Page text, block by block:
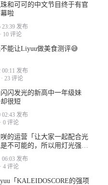
和可可的中文节目终于有官
啦
23:39 发布
· 10 评论
能让Liyuu做美食测评😅
00:11 发布
· 23 评论
闪发光的新高中一年级妹
很短
02:43 发布
· 0 评论
的运营「让大家一起配合光
不可能的，所以用灯光强制
06:03 发布
· 4 评论
「KALEIDOSCORE的强项